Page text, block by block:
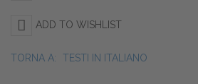
ADD TO WISHLIST
TORNA A: TESTI IN ITALIANO